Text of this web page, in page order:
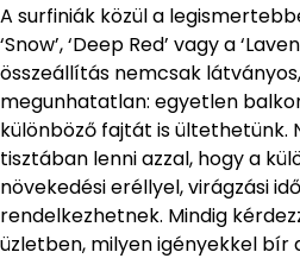
A surfiniák közül a
‘Snow’, ‘Deep Red’ vagy a
összeállítás nemcsak
megunhatatlan: egyetlen
különböző fajtát is ültethetünk.
tisztában lenni azzal, hogy a
növekedési eréllyel, virágzási
rendelkezhetnek. Mindig
üzletben, milyen igényekkel bír